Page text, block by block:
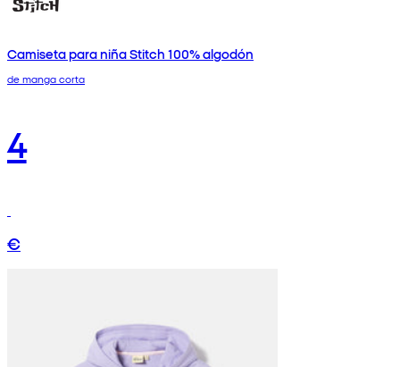
Camiseta para niña Stitch 100% algodón
de manga corta
4
€